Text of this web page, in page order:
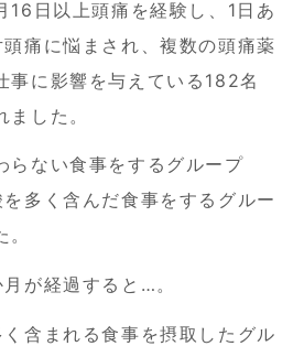
16日以上頭痛を経験し、1日あ
痛に悩まされ、複数の頭痛薬
事に影響を与えている182名
した。
らない食事をするグループ
多く含んだ食事をするグルー
が経過すると…。
含まれる食事を摂取したグル